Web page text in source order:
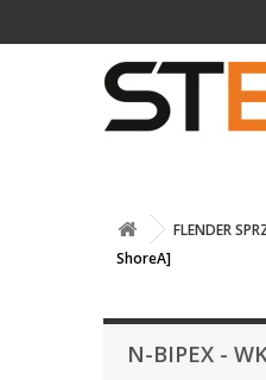
FLENDER
ShoreA]
N-BIPEX -